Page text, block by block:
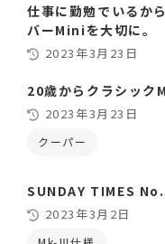
仕事に勤勉でいるか
バーMiniを大切に。
2023年3月23日
20歳からクラシック
2023年3月23日
クーパー
SUNDAY TIMES
2023年3月2日